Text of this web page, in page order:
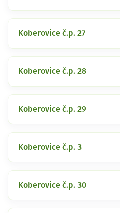
Koberovice č.p. 27
Koberovice č.p. 28
Koberovice č.p. 29
Koberovice č.p. 3
Koberovice č.p. 30